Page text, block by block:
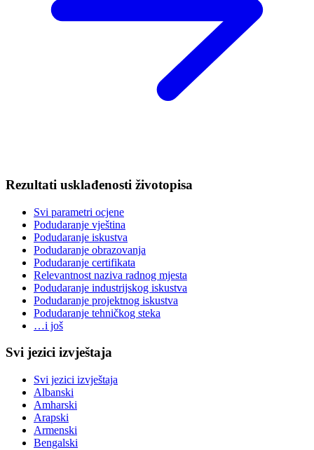
Rezultati usklađenosti životopisa
Svi parametri ocjene
Podudaranje vještina
Podudaranje iskustva
Podudaranje obrazovanja
Podudaranje certifikata
Relevantnost naziva radnog mjesta
Podudaranje industrijskog iskustva
Podudaranje projektnog iskustva
Podudaranje tehničkog steka
…i još
Svi jezici izvještaja
Svi jezici izvještaja
Albanski
Amharski
Arapski
Armenski
Bengalski